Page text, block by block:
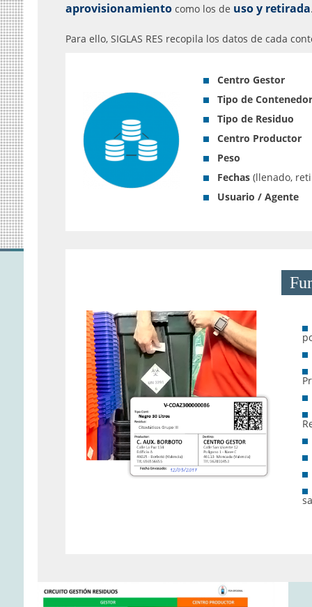
aprovisionamiento como los de uso y retirada
Para ello, SIGLAS RES recopila los datos de cada
Centro Gestor
Tipo de Contenedor
Tipo de Residuo
Centro Productor
Peso
Fechas (llenado,
Usuario / Agente